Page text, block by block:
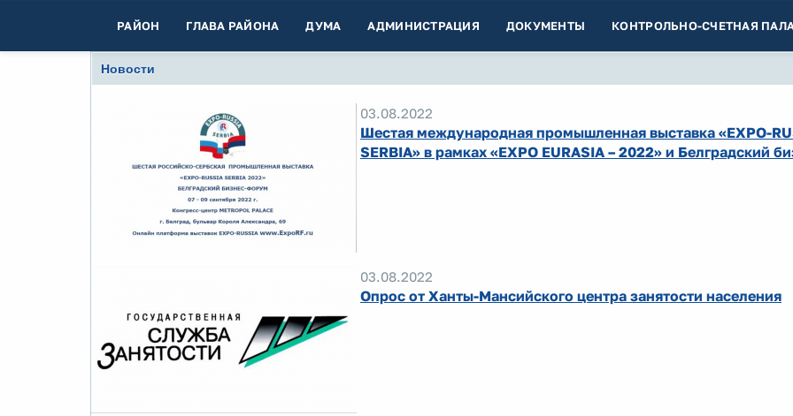
РАЙОН ГЛАВА РАЙОНА ДУМА АДМИНИСТРАЦИЯ ДОКУМЕНТЫ КОНТРОЛЬНО-СЧЕТНАЯ
Новости
03.08.2022
Шестая международная промышленная выставка «EXPO-
SERBIA» в рамках «EXPO EURASIA – 2022» и Белградский
03.08.2022
Опрос от Ханты-Мансийского центра занятости населения